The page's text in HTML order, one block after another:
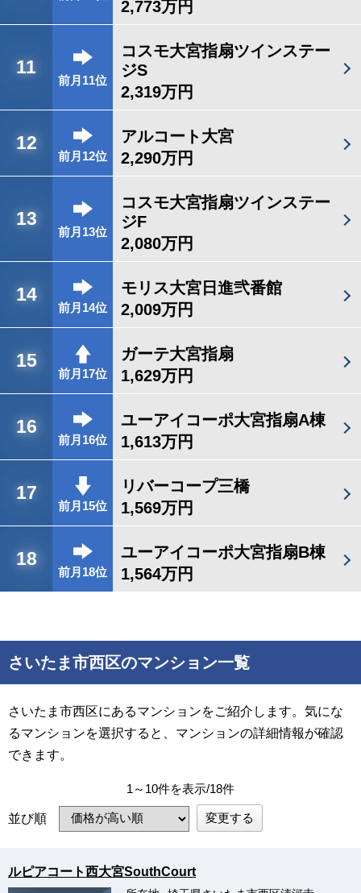
2,773万円
11
前月11位
コスモ大宮指扇ツインステー
ジS
2,319万円
12
前月12位
アルコート大宮
2,290万円
13
前月13位
コスモ大宮指扇ツインステー
ジF
2,080万円
14
前月14位
モリス大宮日進弐番館
2,009万円
15
前月17位
ガーテ大宮指扇
1,629万円
16
前月16位
ユーアイコーポ大宮指扇A棟
1,613万円
17
前月15位
リバーコープ三橋
1,569万円
18
前月18位
ユーアイコーポ大宮指扇B棟
1,564万円
さいたま市西区のマンション一覧
さいたま市西区にあるマンションをご紹介します。気にな
るマンションを選択すると、マンションの詳細情報が確認
できます。
1～10件を表示/18件
並び順 変更する
ルピアコート西大宮SouthCourt